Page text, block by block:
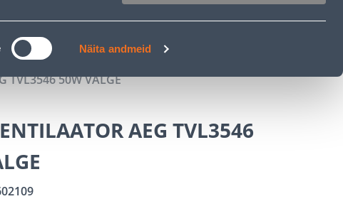
Näita andmeid
JÄRELMAKS
TVL3546 50W VALGE
AEG TVL3546